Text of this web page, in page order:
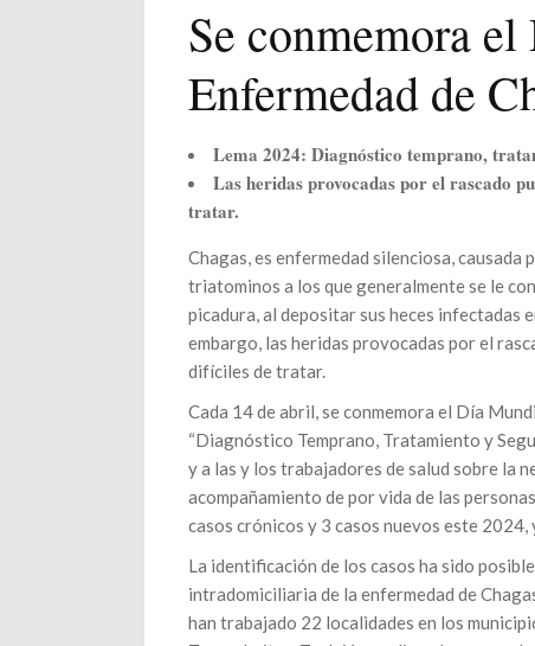
Se conmemora
Enfermedad de
Lema 2024: Diagnóstico temprano,
Las heridas provocadas por el rascado
tratar.
Chagas, es enfermedad silenciosa,
triatominos a los que generalmente se le
picadura, al depositar sus heces infectadas
embargo, las heridas provocadas por el
difíciles de tratar.
Cada 14 de abril, se conmemora el Día
“Diagnóstico Temprano, Tratamiento y
y a las y los trabajadores de salud sobre la
acompañamiento de por vida de las
casos crónicos y 3 casos nuevos este
La identificación de los casos ha sido
intradomiciliaria de la enfermedad de
han trabajado 22 localidades en los